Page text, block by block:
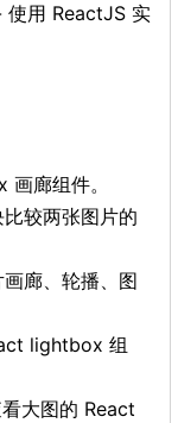
使用 ReactJS 实
廊组件。
较两张图片的
廊、轮播、图
lightbox 组
大图的 React